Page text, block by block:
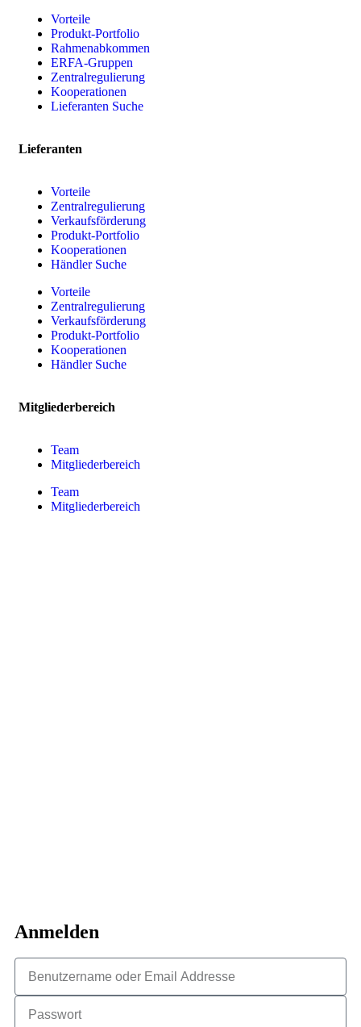
Vorteile
Produkt-Portfolio
Rahmenabkommen
ERFA-Gruppen
Zentralregulierung
Kooperationen
Lieferanten Suche
Lieferanten
Vorteile
Zentralregulierung
Verkaufsförderung
Produkt-Portfolio
Kooperationen
Händler Suche
Vorteile
Zentralregulierung
Verkaufsförderung
Produkt-Portfolio
Kooperationen
Händler Suche
Mitgliederbereich
Team
Mitgliederbereich
Team
Mitgliederbereich
Anmelden